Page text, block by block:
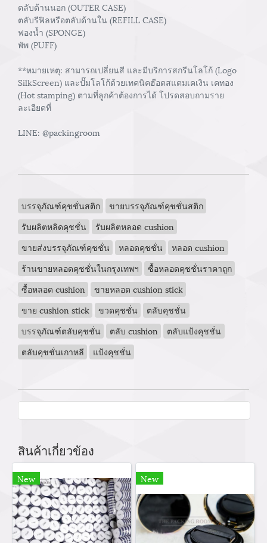
ตลับด้านนอก (OUTER CASE)
ตลับรีฟิลหรือตลับด้านใน (REFILL CASE)
ฟองน้ำ (SPONGE)
พัพ (PUFF)
**หมายเหตุ: สามารถเปลี่ยนสี และมีบริการสกรีนโลโก้ (Logo
SilkScreen) และปั๊มโลโก้ด้วยเทคนิคฮ๊อตสแตมเคเงิน เคทอง
(Hot stamping) ตามที่ลูกค้าต้องการได้ โปรดสอบถามราย
ละเอียดที่
LINE: @packingroom
บรรจุภัณฑ์คุชชั่นสติก
ขายบรรจุภัณฑ์คุชชั่นสติก
รับผลิตหลิดคุชชั่น
รับผลิตหลอด cushion
ขายส่งบรรจุภัณฑ์คุชชั่น
หลอดคุชชั่น
หลอด cushion
ร้านขายหลอดคุชชั่นในกรุงเทพฯ
ซื้อหลอดคุชชั่นราคาถูก
ซื้อหลอด cushion
ขายหลอด cushion stick
ขาย cushion stick
ขวดคุชชั่น
ตลับคุชชั่น
บรรจุภัณฑ์ตลับคุชชั่น
ตลับ cushion
ตลับแป้งคุชชั่น
ตลับคุชชั่นเกาหลี
แป้งคุชชั่น
สินค้าเกี่ยวข้อง
New New